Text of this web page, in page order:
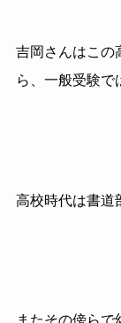
吉岡さんはこの
ら、一般受験で
高校時代は書道